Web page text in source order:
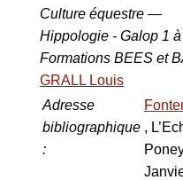
Culture équestre —
Hippologie - Galop 1 à
Formations BEES et
GRALL Louis
Adresse
bibliographique
:
,